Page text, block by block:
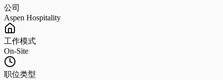
公司
Aspen Hospitality
工作模式
On-Site
职位类型